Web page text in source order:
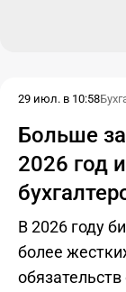
29 июл. в 10:58
Больше
2026 год
В 2026 году
более